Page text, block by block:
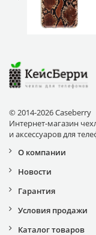
© 2014-2026 Caseberry
Интернет-магазин
и аксессуаров для
О компании
Новости
Гарантия
Условия продажи
Каталог товаров